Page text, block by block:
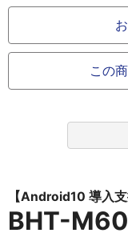
この
【Android10 導入
BHT-